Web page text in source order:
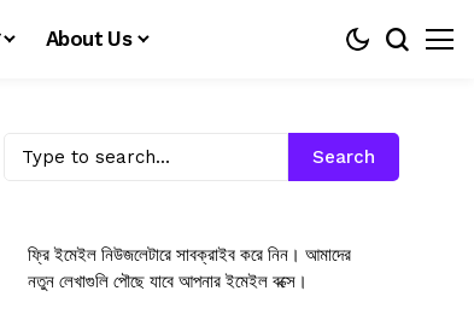
About Us
Search
ফ্রি ইমেইল নিউজলেটারে সাবক্রাইব করে নিন। আমাদের
নতুন লেখাগুলি পৌছে যাবে আপনার ইমেইল বক্সে।